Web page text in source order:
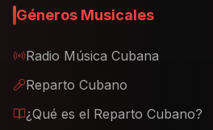
Géneros Musicales
Radio Música Cubana
Reparto Cubano
¿Qué es el Reparto Cubano?